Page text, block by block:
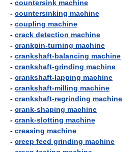
- countersink machine
- countersinking machine
- coupling machine
- crack detection machine
- crankpin-turning machine
- crankshaft-balancing machine
- crankshaft-grinding machine
- crankshaft-lapping machine
- crankshaft-milling machine
- crankshaft-regrinding machine
- crank-shaping machine
- crank-slotting machine
- creasing machine
- creep feed grinding machine